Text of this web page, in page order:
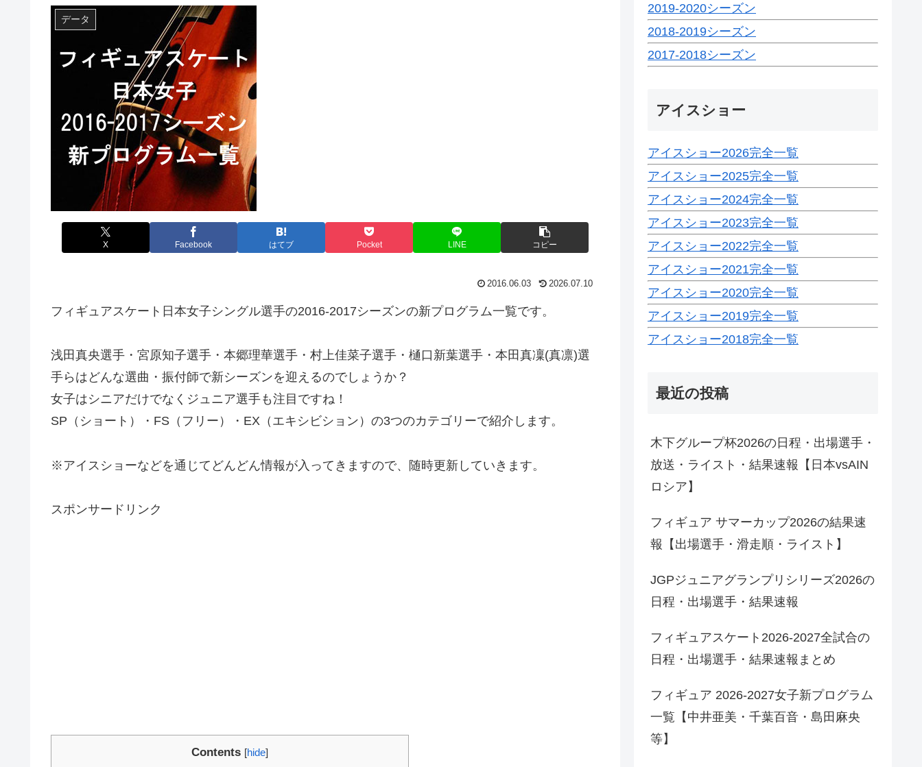
データ
X Facebook はてブ Pocket LINE コピー
2016.06.03 2026.07.10
フィギュアスケート日本女子シングル選手の2016-2017シーズンの新プログラム一覧です。
浅田真央選手・宮原知子選手・本郷理華選手・村上佳菜子選手・樋口新葉選手・本田真凜(真凛)選
手らはどんな選曲・振付師で新シーズンを迎えるのでしょうか？
女子はシニアだけでなくジュニア選手も注目ですね！
SP（ショート）・FS（フリー）・EX（エキシビション）の3つのカテゴリーで紹介します。
※アイスショーなどを通じてどんどん情報が入ってきますので、随時更新していきます。
スポンサードリンク
Contents [hide]
2019-2020シーズン
2018-2019シーズン
2017-2018シーズン
アイスショー
アイスショー2026完全一覧
アイスショー2025完全一覧
アイスショー2024完全一覧
アイスショー2023完全一覧
アイスショー2022完全一覧
アイスショー2021完全一覧
アイスショー2020完全一覧
アイスショー2019完全一覧
アイスショー2018完全一覧
最近の投稿
木下グループ杯2026の日程・出場選手・
放送・ライスト・結果速報【日本vsAIN
ロシア】
フィギュア サマーカップ2026の結果速
報【出場選手・滑走順・ライスト】
JGPジュニアグランプリシリーズ2026の
日程・出場選手・結果速報
フィギュアスケート2026-2027全試合の
日程・出場選手・結果速報まとめ
フィギュア 2026-2027女子新プログラム
一覧【中井亜美・千葉百音・島田麻央
等】